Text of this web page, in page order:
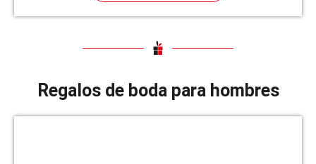
Regalos de boda para hombres